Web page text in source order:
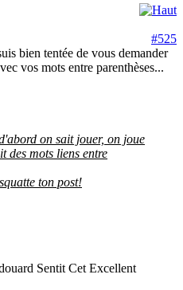
#525
bien tentée de vous demander
vos mots entre parenthèses...
on sait jouer, on joue
des mots liens entre
ton post!
Sentit Cet Excellent